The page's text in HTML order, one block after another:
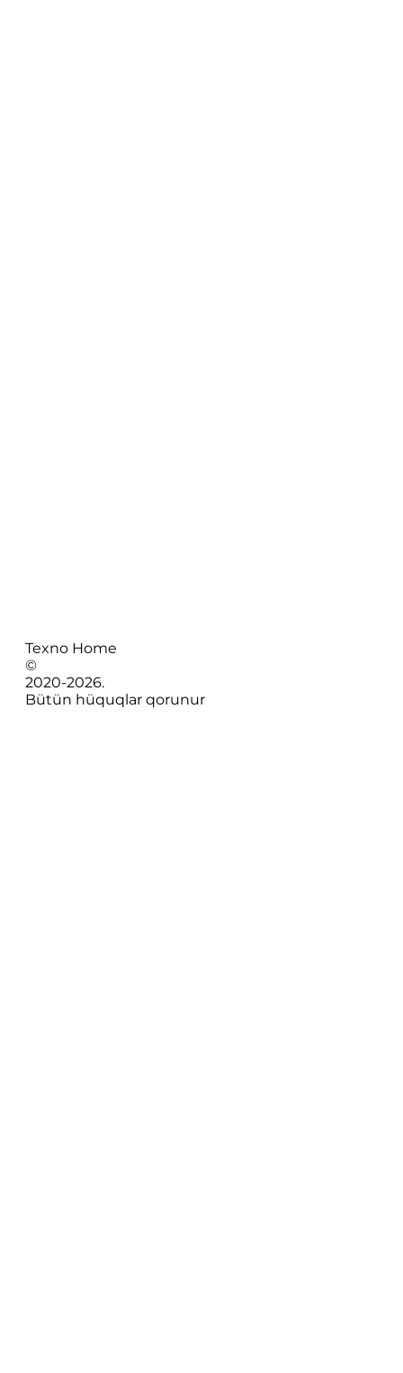
Texno Home
©
2020-2026.
Bütün hüquqlar qorunur